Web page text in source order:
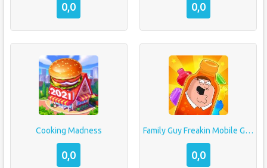
0,0 0,0
Cooking Madness
0,0
Family Guy Freakin Mobile Game
0,0